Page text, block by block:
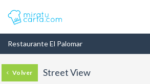
Restaurante El Palomar
Volver Street View